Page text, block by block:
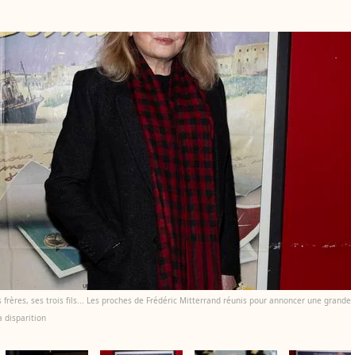
frères, ses trois fils... Les proches de Frédéric Mitterrand réunis pour annoncer une grande
disparition